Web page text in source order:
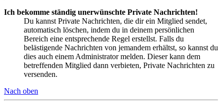
Ich bekomme ständig unerwünschte Private Nachrichten!
Du kannst Private Nachrichten, die dir ein Mitglied sendet,
automatisch löschen, indem du in deinem persönlichen
Bereich eine entsprechende Regel erstellst. Falls du
belästigende Nachrichten von jemandem erhältst, so kannst du
dies auch einem Administrator melden. Dieser kann dem
betreffenden Mitglied dann verbieten, Private Nachrichten zu
versenden.
Nach oben